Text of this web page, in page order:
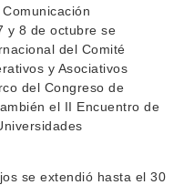
y 8 de octubre se
del Comité
y Asociativos
del Congreso de
el II Encuentro de
se extendió hasta el 30